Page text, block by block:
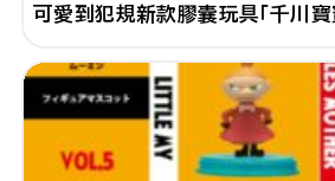
可愛到犯規新款膠囊玩具「千川寶